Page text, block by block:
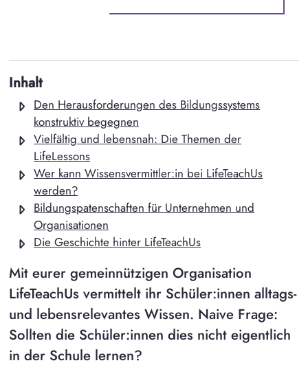
Inhalt
Den Herausforderungen des Bildungssystems
konstruktiv begegnen
Vielfältig und lebensnah: Die Themen der
LifeLessons
Wer kann Wissensvermittler:in bei LifeTeachUs
werden?
Bildungspatenschaften für Unternehmen und
Organisationen
Die Geschichte hinter LifeTeachUs
Mit eurer gemeinnützigen Organisation
LifeTeachUs vermittelt ihr Schüler:innen alltags-
und lebensrelevantes Wissen. Naive Frage:
Sollten die Schüler:innen dies nicht eigentlich
in der Schule lernen?